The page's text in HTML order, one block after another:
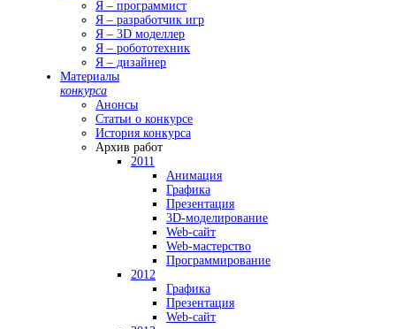
Я – программист
Я – разработчик игр
Я – 3D моделлер
Я – робототехник
Я – дизайнер
Материалы
конкурса
Анонсы
Статьи о конкурсе
История конкурса
Архив работ
2011
Анимация
Графика
Презентация
3D-моделирование
Web-сайт
Web-мастерство
Программирование
2012
Графика
Презентация
Web-сайт